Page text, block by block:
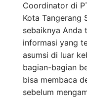
Coordinator di
Kota Tangerang
sebaiknya Anda
informasi yang
asumsi di luar
bagian-bagian
bisa membaca
sebelum